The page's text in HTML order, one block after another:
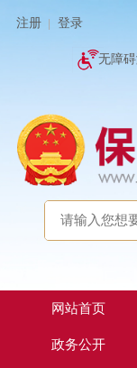
注册 登录
无障
网站首页
政务公开